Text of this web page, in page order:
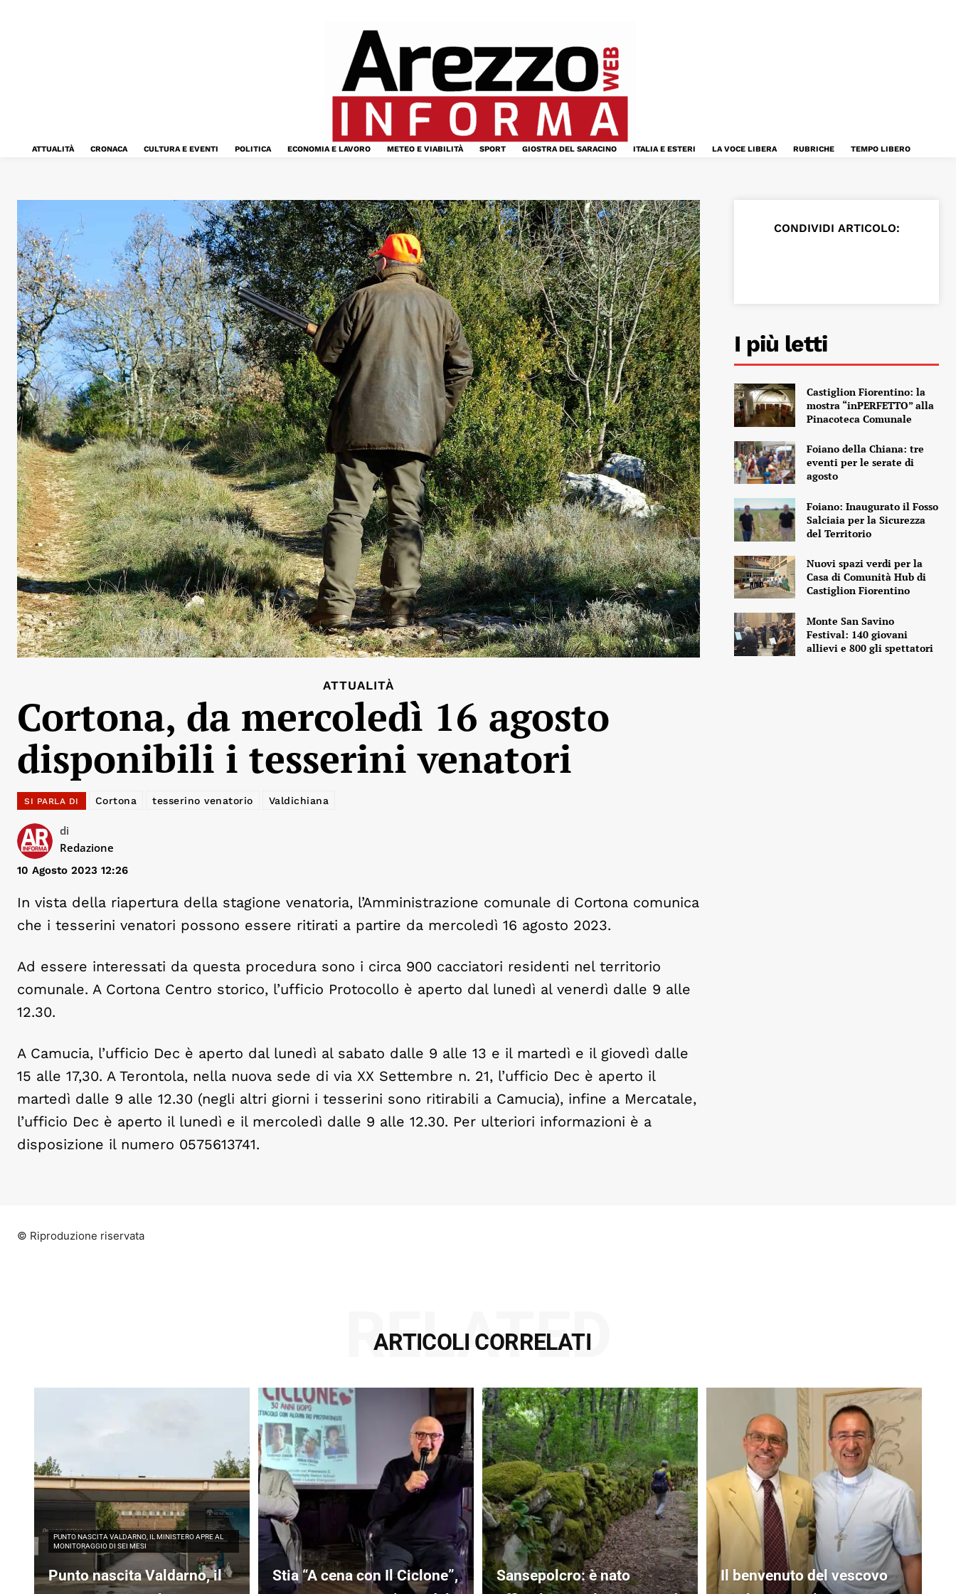
ATTUALITÀ CRONACA CULTURA E EVENTI POLITICA ECONOMIA E LAVORO METEO E VIABILITÀ SPORT GIOSTRA DEL SARACINO ITALIA E ESTERI LA VOCE LIBERA RUBRICHE TEMPO LIBERO
ATTUALITÀ
Cortona, da mercoledì 16 agosto
disponibili i tesserini venatori
SI PARLA DI Cortona tesserino venatorio Valdichiana
di
Redazione
10 Agosto 2023 12:26
In vista della riapertura della stagione venatoria, l’Amministrazione comunale di Cortona comunica
che i tesserini venatori possono essere ritirati a partire da mercoledì 16 agosto 2023.
Ad essere interessati da questa procedura sono i circa 900 cacciatori residenti nel territorio
comunale. A Cortona Centro storico, l’ufficio Protocollo è aperto dal lunedì al venerdì dalle 9 alle
12.30.
A Camucia, l’ufficio Dec è aperto dal lunedì al sabato dalle 9 alle 13 e il martedì e il giovedì dalle
15 alle 17,30. A Terontola, nella nuova sede di via XX Settembre n. 21, l’ufficio Dec è aperto il
martedì dalle 9 alle 12.30 (negli altri giorni i tesserini sono ritirabili a Camucia), infine a Mercatale,
l’ufficio Dec è aperto il lunedì e il mercoledì dalle 9 alle 12.30. Per ulteriori informazioni è a
disposizione il numero 0575613741.
© Riproduzione riservata
CONDIVIDI ARTICOLO:
I più letti
Castiglion Fiorentino: la
mostra “inPERFETTO” alla
Pinacoteca Comunale
Foiano della Chiana: tre
eventi per le serate di
agosto
Foiano: Inaugurato il Fosso
Salciaia per la Sicurezza
del Territorio
Nuovi spazi verdi per la
Casa di Comunità Hub di
Castiglion Fiorentino
Monte San Savino
Festival: 140 giovani
allievi e 800 gli spettatori
ARTICOLI CORRELATI
RELATED
PUNTO NASCITA VALDARNO, IL MINISTERO APRE AL
MONITORAGGIO DI SEI MESI
Punto nascita Valdarno, il
Stia “A cena con Il Ciclone”,
Sansepolcro: è nato
Il benvenuto del vescovo